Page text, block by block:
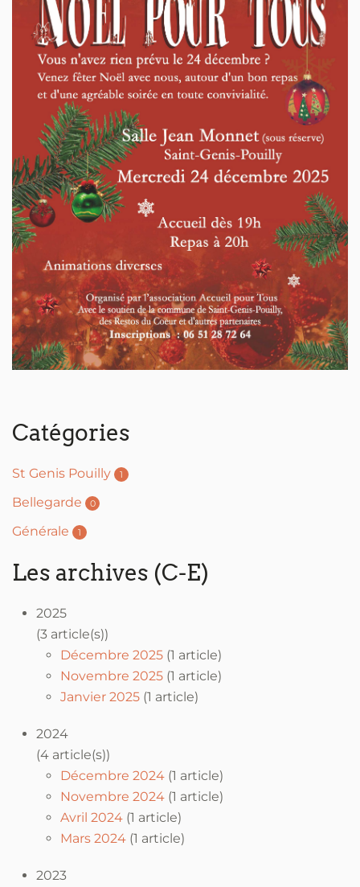
Catégories
St Genis Pouilly 1
Bellegarde 0
Générale 1
Les archives (C-E)
2025
(3 article(s))
Décembre 2025 (1 article)
Novembre 2025 (1 article)
Janvier 2025 (1 article)
2024
(4 article(s))
Décembre 2024 (1 article)
Novembre 2024 (1 article)
Avril 2024 (1 article)
Mars 2024 (1 article)
2023